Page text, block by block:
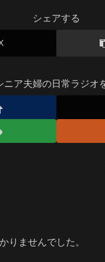
シェアする
ニア夫婦の日常ラジオ
りませんでした。